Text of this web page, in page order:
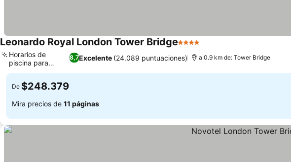
Leonardo Royal London Tower Bridge4 Estrellas
8,7Excelente (24.089 puntuaciones)
Horarios de
piscina para
familias
a 0.9 km de: Tower Bridge
De $248.379
Mira precios de 11 páginas